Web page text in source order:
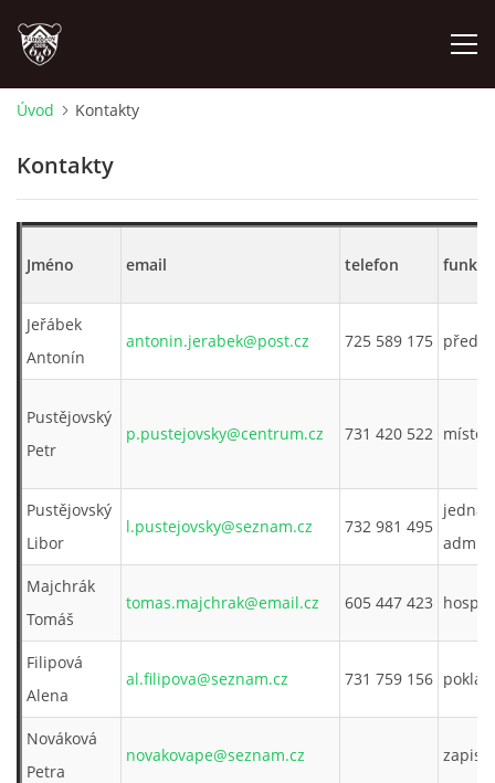
PLÁNOVANÉ AKCE
PROBĚHLÉ AKCE
NOVINKY
INTERNÍ SEKCE
Úvod Kontakty
Kontakty
Jméno email telefon funkce
Jeřábek
Antonín
antonin.jerabek@post.cz 725 589 175
Pustějovský
Petr
p.pustejovsky@centrum.cz 731 420 522
Pustějovský
Libor
l.pustejovsky@seznam.cz 732 981 495
admin
Majchrák
Tomáš
tomas.majchrak@email.cz 605 447 423
Filipová
Alena
al.filipova@seznam.cz 731 759 156
Nováková
Petra
novakovape@seznam.cz